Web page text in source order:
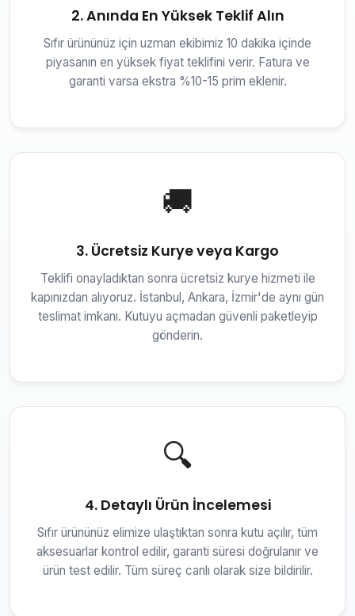
2. Anında En Yüksek Teklif Alın
Sıfır ürününüz için uzman ekibimiz 10 dakika içinde
piyasanın en yüksek fiyat teklifini verir. Fatura ve
garanti varsa ekstra %10-15 prim eklenir.
🚚
3. Ücretsiz Kurye veya Kargo
Teklifi onayladıktan sonra ücretsiz kurye hizmeti ile
kapınızdan alıyoruz. İstanbul, Ankara, İzmir'de aynı gün
teslimat imkanı. Kutuyu açmadan güvenli paketleyip
gönderin.
🔍
4. Detaylı Ürün İncelemesi
Sıfır ürününüz elimize ulaştıktan sonra kutu açılır, tüm
aksesuarlar kontrol edilir, garanti süresi doğrulanır ve
ürün test edilir. Tüm süreç canlı olarak size bildirilir.